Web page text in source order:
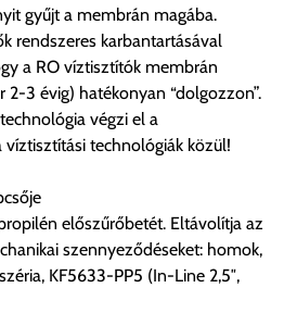
fizetett vásárlási ellenérték
bruttó 600 forint.
szállítónak fizetett vásárlási
díj összege bruttó 1200 forint.
szállítónak fizetett vásárlási
esetben fizetendő, amennyiben a
kifizetni készpénzben. Utalásos
nincs.
gyűjt a membrán magába.
rendszeres karbantartásával
a RO víztisztítók membrán
2-3 évig) hatékonyan “dolgozzon”.
végzi el a
technológiák közül!
előszűrőbetét. Eltávolítja az
szennyeződéseket: homok,
KF5633-PP5 (In-Line 2,5″,